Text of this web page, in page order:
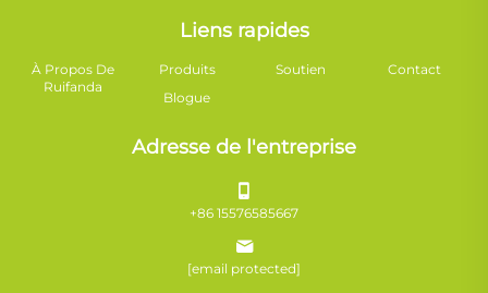
Liens rapides
À Propos De
Ruifanda
Produits Soutien
Contact
Blogue
Adresse de l'entreprise
+86 15576585667
[email protected]